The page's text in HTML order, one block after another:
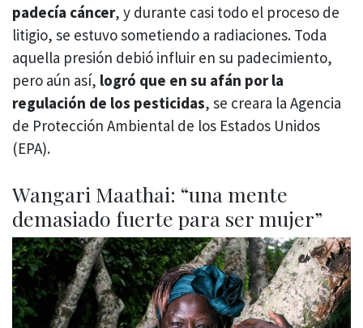
padecía cáncer, y durante casi todo el proceso de
litigio, se estuvo sometiendo a radiaciones. Toda
aquella presión debió influir en su padecimiento,
pero aún así, logró que en su afán por la
regulación de los pesticidas, se creara la Agencia
de Protección Ambiental de los Estados Unidos
(EPA).
Wangari Maathai: “una mente
demasiado fuerte para ser mujer”